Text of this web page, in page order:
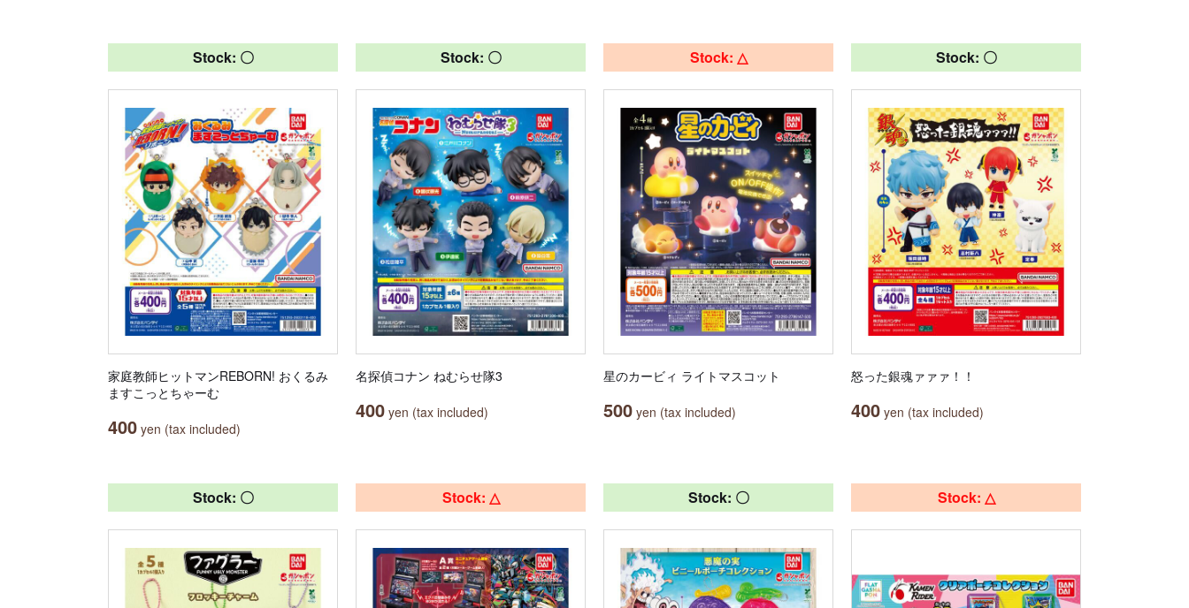
Stock: 〇
家庭教師ヒットマンREBORN! おくるみ
ますこっとちゃーむ
400 yen (tax included)
Stock: 〇
名探偵コナン ねむらせ隊3
400 yen (tax included)
Stock: △
星のカービィ ライトマスコット
500 yen (tax included)
Stock: 〇
怒った銀魂ァァァ！！
400 yen (tax included)
Stock: 〇 Stock: △ Stock: 〇 Stock: △